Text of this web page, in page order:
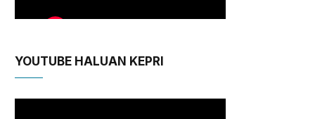
YOUTUBE HALUAN KEPRI